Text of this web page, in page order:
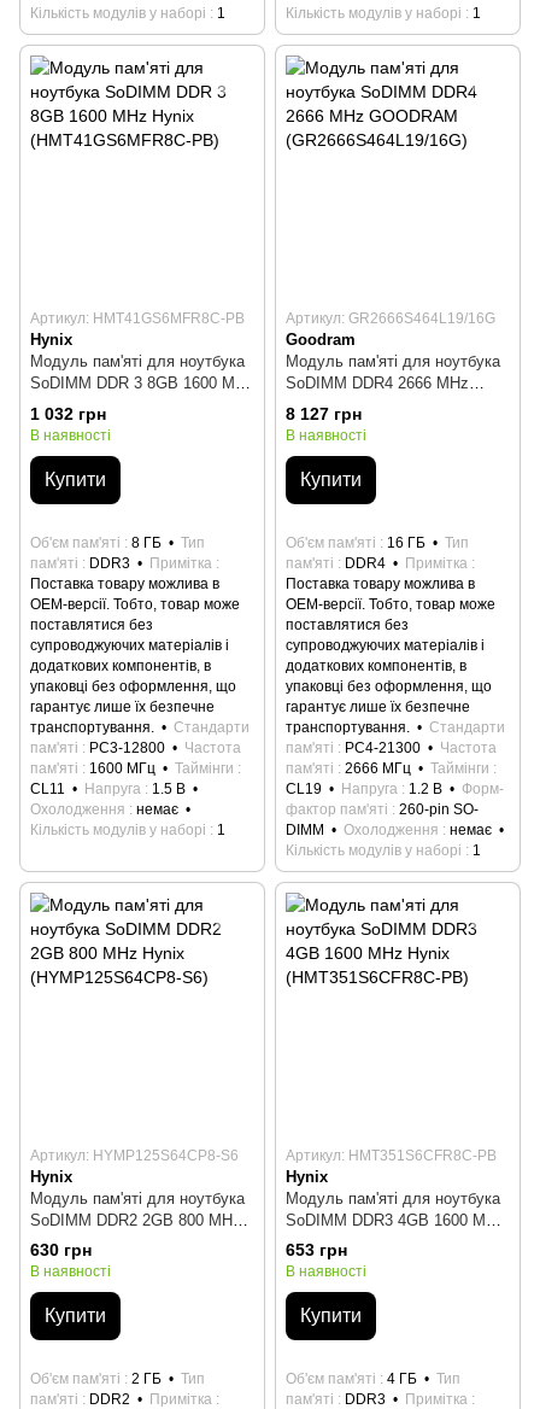
Кількість модулів у наборі
1
Кількість модулів у наборі
1
Артикул: HMT41GS6MFR8C-PB
Hynix
Модуль пам'яті для ноутбука
SoDIMM DDR 3 8GB 1600 MHz
Hynix (HMT41GS6MFR8C-PB)
1 032 грн
В наявності
Купити
Об'єм пам'яті 8 ГБ
Тип
пам'яті
DDR3
Примітка
Поставка товару можлива в
ОЕМ-версії. Тобто, товар може
поставлятися без
супроводжуючих матеріалів і
додаткових компонентів, в
упаковці без оформлення, що
гарантує лише їх безпечне
транспортування.
Стандарти
пам'яті
PC3-12800
Частота
пам'яті
1600 МГц
Таймінги
CL11
Напруга
1.5 В
Охолодження
немає
Кількість модулів у наборі
1
Артикул: GR2666S464L19/16G
Goodram
Модуль пам'яті для ноутбука
SoDIMM DDR4 2666 MHz
GOODRAM
(GR2666S464L19/16G)
8 127 грн
В наявності
Купити
Об'єм пам'яті 16 ГБ
Тип
пам'яті
DDR4
Примітка
Поставка товару можлива в
ОЕМ-версії. Тобто, товар може
поставлятися без
супроводжуючих матеріалів і
додаткових компонентів, в
упаковці без оформлення, що
гарантує лише їх безпечне
транспортування.
Стандарти
пам'яті
PC4-21300
Частота
пам'яті
2666 МГц
Таймінги
CL19
Напруга 1.2 В
Форм-
фактор пам'яті
260-pin SO-
DIMM
Охолодження
немає
Кількість модулів у наборі
1
Артикул: HYMP125S64CP8-S6
Hynix
Модуль пам'яті для ноутбука
SoDIMM DDR2 2GB 800 MHz
Hynix (HYMP125S64CP8-S6)
630 грн
В наявності
Купити
Об'єм пам'яті 2 ГБ
Тип
пам'яті
DDR2
Примітка
Артикул: HMT351S6CFR8C-PB
Hynix
Модуль пам'яті для ноутбука
SoDIMM DDR3 4GB 1600 MHz
Hynix (HMT351S6CFR8C-PB)
653 грн
В наявності
Купити
Об'єм пам'яті 4 ГБ
Тип
пам'яті
DDR3
Примітка